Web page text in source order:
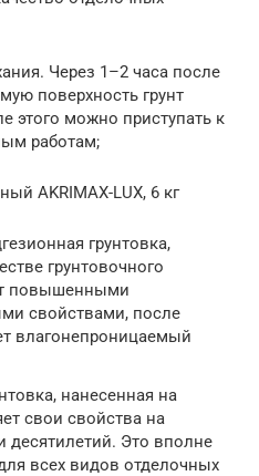
Через 1–2 часа после
поверхность грунт
этого можно приступать к
работам;
AKRIMAX-LUX, 6 кг
грунтовка,
грунтовочного
повышенными
свойствами, после
влагонепроницаемый
нанесенная на
свои свойства на
десятилетий. Это вполне
всех видов отделочных